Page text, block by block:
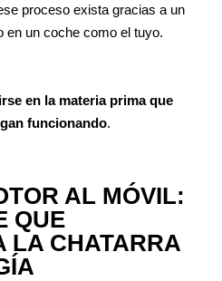
proceso exista gracias a un
en un coche como el tuyo.
en la materia prima que
funcionando.
AL MÓVIL:
QUE
LA CHATARRA